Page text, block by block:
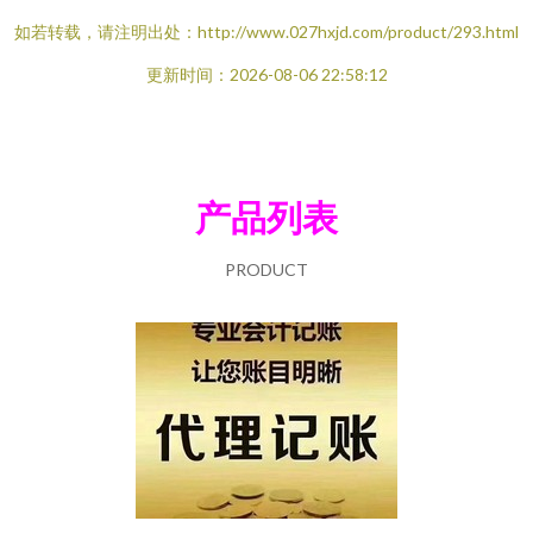
如若转载，请注明出处：http://www.027hxjd.com/product/293.html
更新时间：2026-08-06 22:58:12
产品列表
PRODUCT